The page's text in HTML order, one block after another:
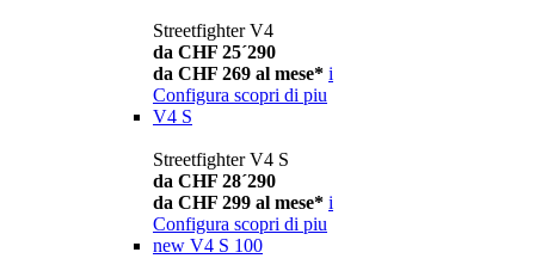
Streetfighter V4
da CHF 25´290
da CHF 269 al mese* i
Configura scopri di piu
V4 S
Streetfighter V4 S
da CHF 28´290
da CHF 299 al mese* i
Configura scopri di piu
new V4 S 100